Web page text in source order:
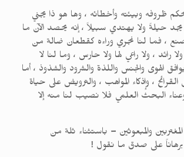
ظروفه وبيئته وأخطائه ، وها هو ذا يجني
يجد حيلةً ولا يهتدي سبيلاً ، إنه يحصد الآن ما
، فما لنا نجري وراءه كقطعان ضالة من
رائد ، ولا راعي لها ولا حارس ، وما لنا لا
الهوى والجنس واللذة والشرود والشذوذ ، أما
، وإذكاء المواهب ، والترويض على حياة
وعناء البحث العلمي فلا نصيب لنا منه إلا
والمبعوثين – باستثناء ثلة من
برهاناً على صدق ما نقول !